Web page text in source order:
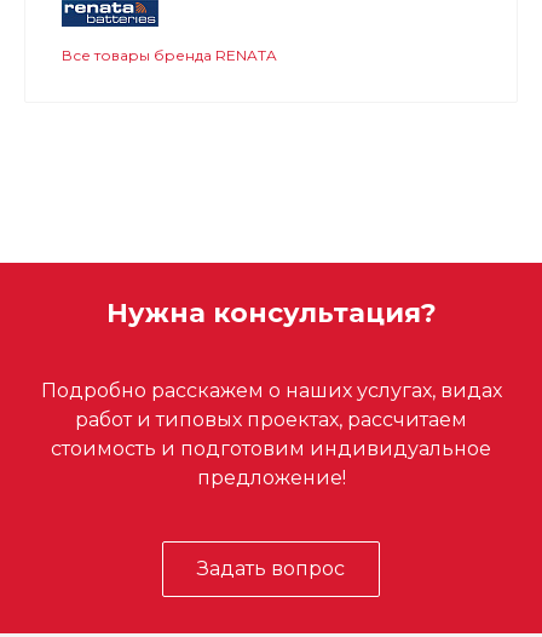
Все товары бренда RENATA
Нужна консультация?
Подробно расскажем о наших услугах, видах
работ и типовых проектах, рассчитаем
стоимость и подготовим индивидуальное
предложение!
Задать вопрос